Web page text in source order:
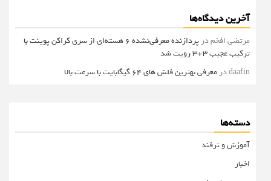
آخرین دیدگاه‌ها
مرتضی افخمدر
پردازنده معرفی‌نشده 6 هسته‌ای از سری کراکن پوینت با
ترکیب عجیب 3+3 رویت شد
daafinدر معرفی بهترین فلش های 64 گیگابایت با سرعت بالا
دسته‌ها
آموزش و ترفند
اخبار